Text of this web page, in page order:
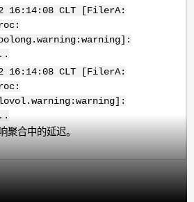
16:14:08 CLT [FilerA:
16:14:08 CLT [FilerA:
聚合中的延迟。